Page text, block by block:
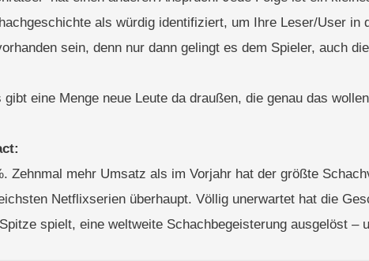
als würdig identifiziert, um Ihre Leser/User in
sein, denn nur dann gelingt es dem Spieler, auch
gibt eine Menge neue Leute da draußen, die genau das
Zehnmal mehr Umsatz als im Vorjahr hat der größte
Netflixserien überhaupt. Völlig unerwartet hat die
spielt, eine weltweite Schachbegeisterung ausgelöst –